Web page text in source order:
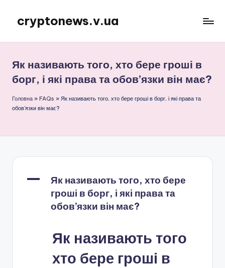
Перейти
вмісту
cryptonews.v.ua
криптовалют,
аналітика,
курси,
та
Як називають того, хто бере гроші в
борг, і які права та обов’язки він має?
Головна » FAQs » Як називають того, хто бере гроші в борг, і які права та
обов’язки він має?
A
Як називають того, хто бере
гроші в борг, і які права та
обов’язки він має?
Як називають того
хто бере гроші в